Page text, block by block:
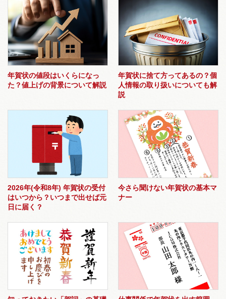
年賀状の値段はいくらになっ
た？値上げの背景について解説
年賀状に捨て方ってあるの？個
人情報の取り扱いについても解
説
2026年(令和8年) 年賀状の受付
はいつから？いつまで出せば元
日に届く？
今さら聞けない年賀状の基本マ
ナー